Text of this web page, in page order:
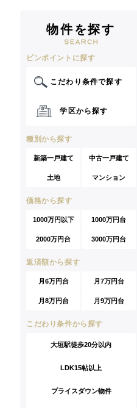
物件を探す
ピンポイントに探す
こだわり条件で探す
学区から探す
種別から探す
新築一戸建て 中古一戸建て
土地 マンション
価格から探す
1000万円以下 1000万円台
2000万円台 3000万円台
返済額から探す
月6万円台 月7万円台
月8万円台 月9万円台
こだわり条件から探す
大垣駅徒歩20分以内
LDK15帖以上
プライスダウン物件